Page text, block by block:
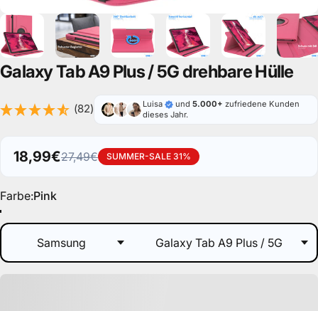
GalaxyTabA9Plus/5GdrehbareHülle
(82) Luisa und 5.000+ zufriedene Kunden
dieses Jahr.
Verkaufspreis
18,99€
Normaler Preis
27,49€ SUMMER-SALE 31%
Farbe
Farbe:Pink